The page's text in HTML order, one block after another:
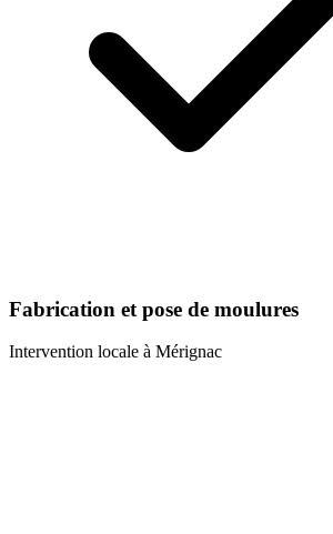
Fabrication et pose de moulures
Intervention locale à Mérignac